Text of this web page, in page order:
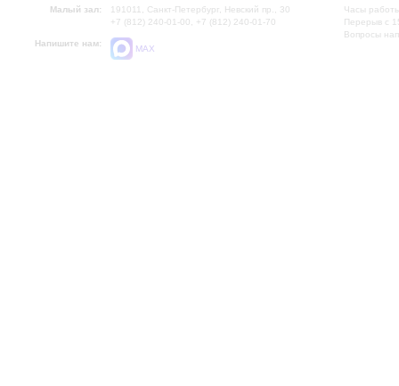
Малый зал:
191011, Санкт-Петербург, Невский пр., 30
+7 (812) 240-01-00, +7 (812) 240-01-70
Напишите нам:
MAX
Часы
Перерыв с
Вопросы